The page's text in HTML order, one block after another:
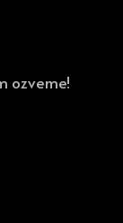
ozveme!